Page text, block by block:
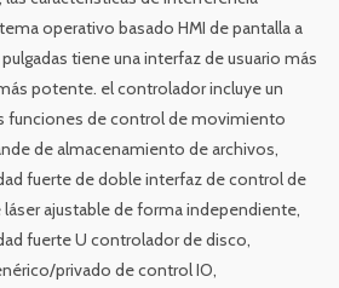
operativo basado HMI de pantalla a
tiene una interfaz de usuario más
potente. el controlador incluye un
funciones de control de movimiento
de almacenamiento de archivos,
fuerte de doble interfaz de control de
ajustable de forma independiente,
fuerte U controlador de disco,
privado de control IO,